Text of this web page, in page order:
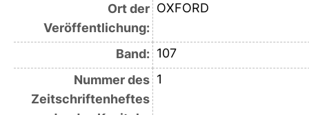
Ort der
Veröffentlichung:
OXFORD
Band: 107
Nummer des
Zeitschriftenheftes
1